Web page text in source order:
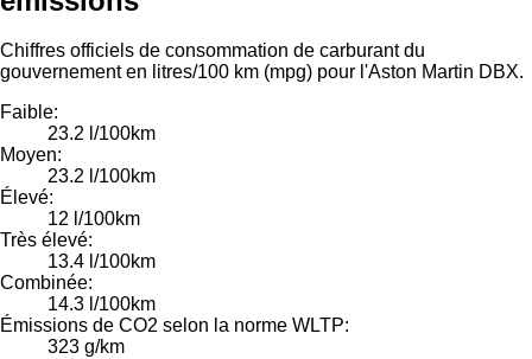
Chiffres officiels de consommation de carburant du
gouvernement en litres/100 km (mpg) pour l'Aston Martin DBX.
Faible:
23.2 l/100km
Moyen:
23.2 l/100km
Élevé:
12 l/100km
Très élevé:
13.4 l/100km
Combinée:
14.3 l/100km
Émissions de CO2 selon la norme WLTP:
323 g/km